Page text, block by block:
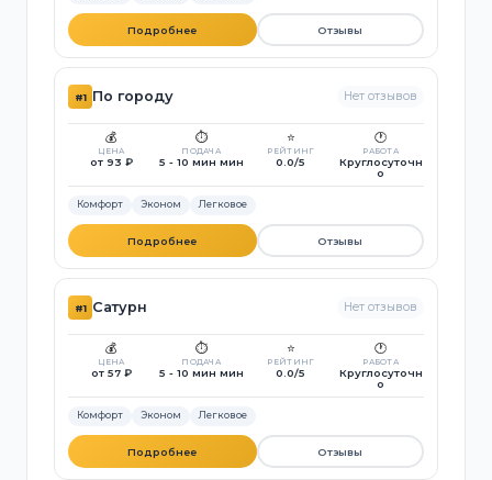
Подробнее Отзывы
#1 По городу Нет отзывов
💰
ЦЕНА
от 93 ₽
⏱️
ПОДАЧА
5 - 10 мин мин
⭐
РЕЙТИНГ
0.0/5
🕐
РАБОТА
Круглосуточн
о
Комфорт Эконом Легковое
Подробнее Отзывы
#1 Сатурн Нет отзывов
💰
ЦЕНА
от 57 ₽
⏱️
ПОДАЧА
5 - 10 мин мин
⭐
РЕЙТИНГ
0.0/5
🕐
РАБОТА
Круглосуточн
о
Комфорт Эконом Легковое
Подробнее Отзывы